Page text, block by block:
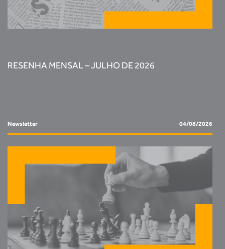
RESENHA MENSAL – JULHO DE 2026
Newsletter 04/08/2026